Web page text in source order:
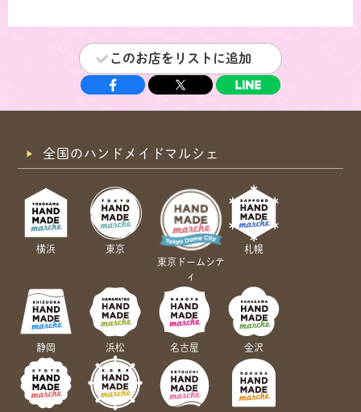
このお店をリストに追加
全国のハンドメイドマルシェ
横浜
東京
東京ドームシテ
ィ
札幌
静岡 浜松 名古屋 金沢